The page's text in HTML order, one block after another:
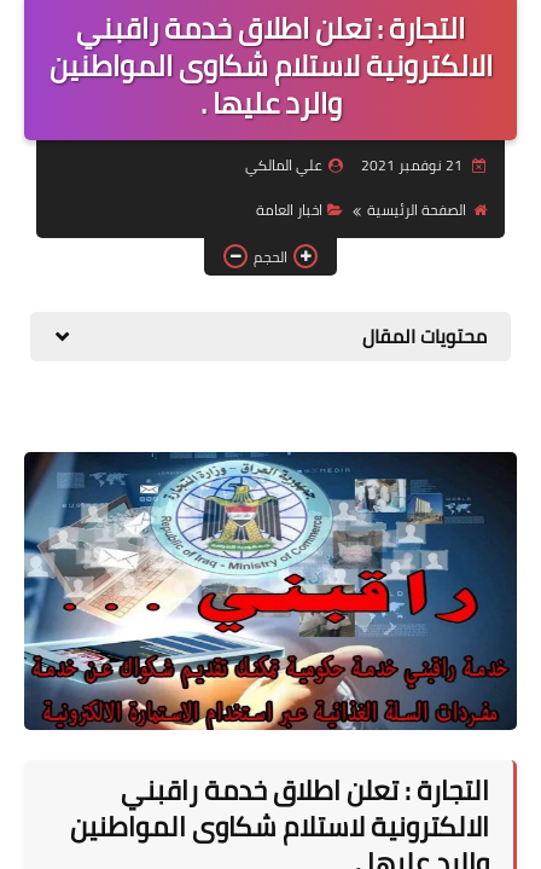
اخبار وزارة العمل وهيئة
التقاعد
قسم التطبيقات
قطع الاراضي
الربح من الانترنت
التجارة : تعلن اطلاق خدمة راقبني
الالكترونية لاستلام شكاوى المواطنين
والرد عليها .
علي المالكي
الصفحة الرئيسية
اخبار العامة
الحجم
محتويات المقال
التجارة : تعلن اطلاق خدمة راقبني
الالكترونية لاستلام شكاوى المواطنين